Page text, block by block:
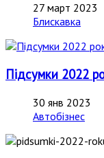
27 март 2023
Блискавка
Підсумки 2022
30 янв 2023
Автобізнес